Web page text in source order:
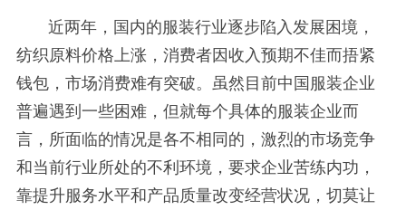
近两年，国内的服装行业逐步陷入发展困境，
纺织原料价格上涨，消费者因收入预期不佳而捂紧
钱包，市场消费难有突破。虽然目前中国服装企业
普遍遇到一些困难，但就每个具体的服装企业而
言，所面临的情况是各不相同的，激烈的市场竞争
和当前行业所处的不利环境，要求企业苦练内功，
靠提升服务水平和产品质量改变经营状况，切莫让